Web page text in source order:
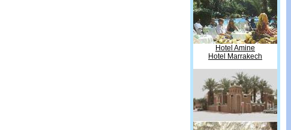
Hotel Amine
Hotel Marrakech